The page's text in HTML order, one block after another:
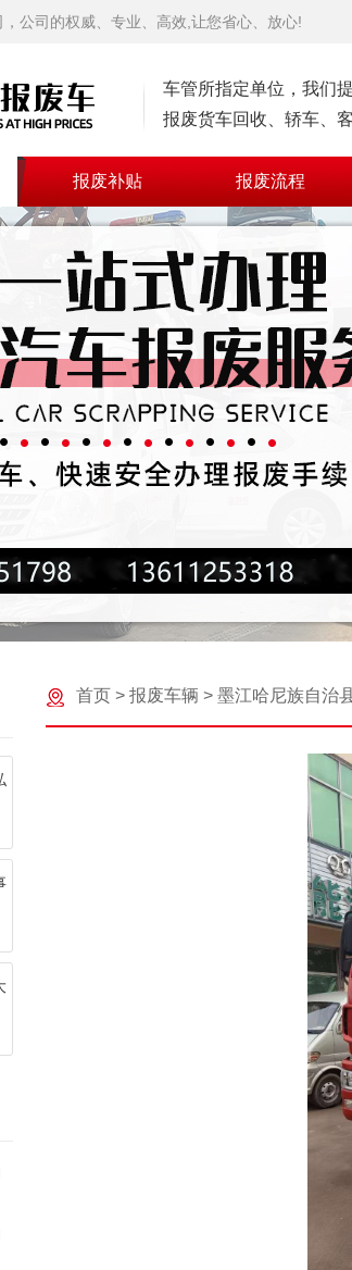
公司的权威、专业、高效,让您省心、放心!
车管所指定单位，我们
报废货车回收、轿车、
报废补贴 报废流程
首页 > 报废车辆 > 墨江哈尼族自治